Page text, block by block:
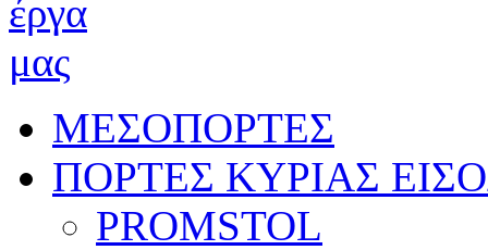
ΜΕΣΟΠΟΡΤΕΣ
ΠΟΡΤΕΣ ΚΥΡΙΑΣ
PROMSTOL